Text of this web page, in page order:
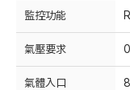
監控功能
氣壓要求
氣體入口